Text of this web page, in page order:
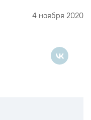
4 ноября 2020